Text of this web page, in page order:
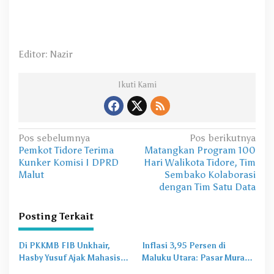
Editor: Nazir
Ikuti Kami
N
a
v
g
a
s
i
Pos sebelumnya
Pemkot Tidore Terima
Kunker Komisi I DPRD
Malut
Pos berikutnya
Matangkan Program 100
Hari Walikota Tidore, Tim
Sembako Kolaborasi
dengan Tim Satu Data
Posting Terkait
Di PKKMB FIB Unkhair,
Hasby Yusuf Ajak Mahasiswa
Inflasi 3,95 Persen di
Maluku Utara: Pasar Murah